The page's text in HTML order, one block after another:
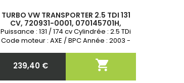
TURBO VW TRANSPORTER 2.5 TDI 131
CV, 720931-0001, 070145701H,
070145701HV, 070145701HX,
070145702AV, 070145702AX,
Puissance : 131 / 174 cv Cylindrée : 2.5 TDi
Code moteur : AXE / BPC Année : 2003 -
Prix
239,40 € 